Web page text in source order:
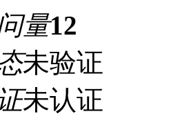
量12
未验证
未认证